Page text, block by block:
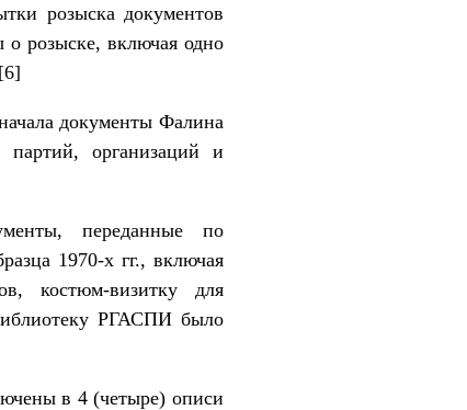
розыска документов
розыске, включая одно
[6]
документы Фалина
организаций и
переданные по
1970-х гг., включая
костюм-визитку для
РГАСПИ было
в 4 (четыре) описи